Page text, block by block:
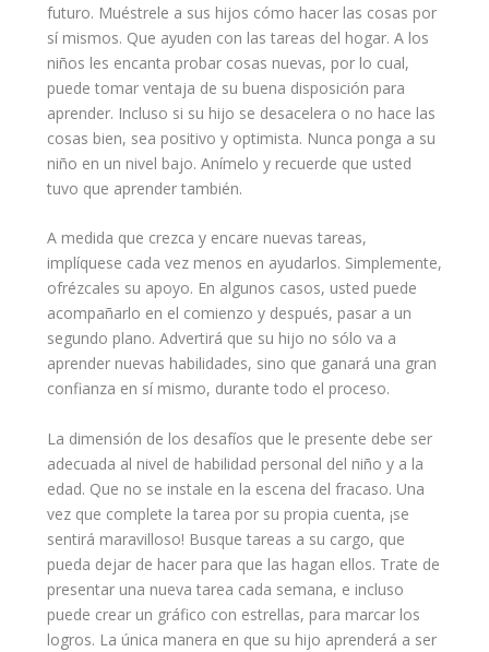
futuro. Muéstrele a sus hijos cómo hacer las cosas por
sí mismos. Que ayuden con las tareas del hogar. A los
niños les encanta probar cosas nuevas, por lo cual,
puede tomar ventaja de su buena disposición para
aprender. Incluso si su hijo se desacelera o no hace las
cosas bien, sea positivo y optimista. Nunca ponga a su
niño en un nivel bajo. Anímelo y recuerde que usted
tuvo que aprender también.
A medida que crezca y encare nuevas tareas,
implíquese cada vez menos en ayudarlos. Simplemente,
ofrézcales su apoyo. En algunos casos, usted puede
acompañarlo en el comienzo y después, pasar a un
segundo plano. Advertirá que su hijo no sólo va a
aprender nuevas habilidades, sino que ganará una gran
confianza en sí mismo, durante todo el proceso.
La dimensión de los desafíos que le presente debe ser
adecuada al nivel de habilidad personal del niño y a la
edad. Que no se instale en la escena del fracaso. Una
vez que complete la tarea por su propia cuenta, ¡se
sentirá maravilloso! Busque tareas a su cargo, que
pueda dejar de hacer para que las hagan ellos. Trate de
presentar una nueva tarea cada semana, e incluso
puede crear un gráfico con estrellas, para marcar los
logros. La única manera en que su hijo aprenderá a ser